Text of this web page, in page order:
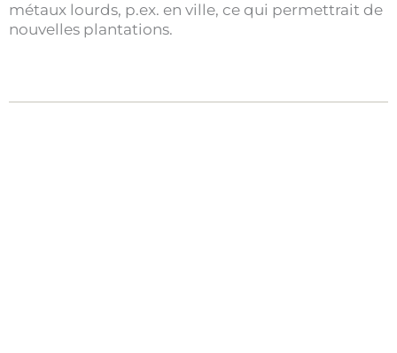
métaux lourds, p.ex. en ville, ce qui permettrait de
nouvelles plantations.